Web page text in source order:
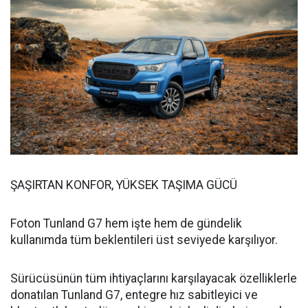
ŞAŞIRTAN KONFOR, YÜKSEK TAŞIMA GÜCÜ
Foton Tunland G7 hem işte hem de gündelik
kullanımda tüm beklentileri üst seviyede karşılıyor.
Sürücüsünün tüm ihtiyaçlarını karşılayacak özelliklerle
donatılan Tunland G7, entegre hız sabitleyici ve